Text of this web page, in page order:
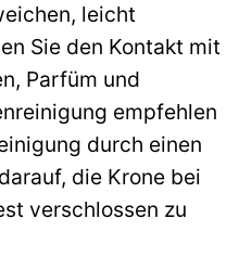
leicht
Sie den Kontakt mit
Parfüm und
empfehlen
durch einen
die Krone bei
verschlossen zu